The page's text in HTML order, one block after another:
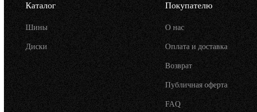
Каталог
Шины
Диски
Покупателю
О нас
Оплата и доставка
Возврат
Публичная оферта
FAQ